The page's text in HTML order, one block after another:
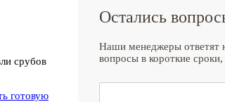
срубов
готовую
Остались
Наши менеджеры ответят
вопросы в короткие сроки,